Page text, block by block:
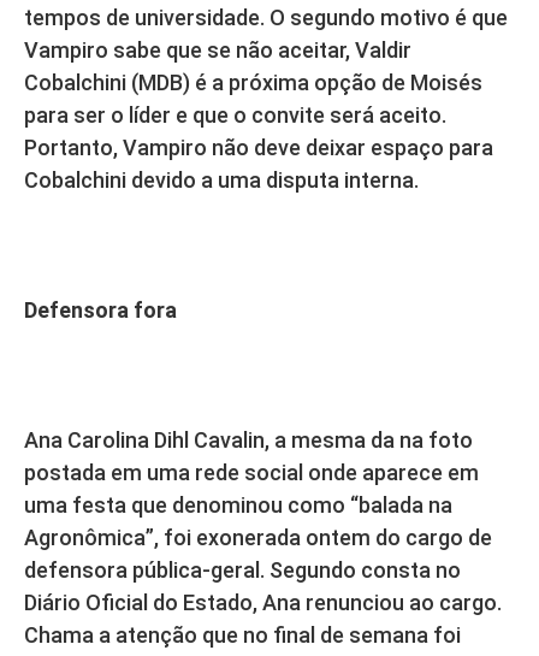
tempos de universidade. O segundo motivo é que
Vampiro sabe que se não aceitar, Valdir
Cobalchini (MDB) é a próxima opção de Moisés
para ser o líder e que o convite será aceito.
Portanto, Vampiro não deve deixar espaço para
Cobalchini devido a uma disputa interna.
Defensora fora
Ana Carolina Dihl Cavalin, a mesma da na foto
postada em uma rede social onde aparece em
uma festa que denominou como “balada na
Agronômica”, foi exonerada ontem do cargo de
defensora pública-geral. Segundo consta no
Diário Oficial do Estado, Ana renunciou ao cargo.
Chama a atenção que no final de semana foi